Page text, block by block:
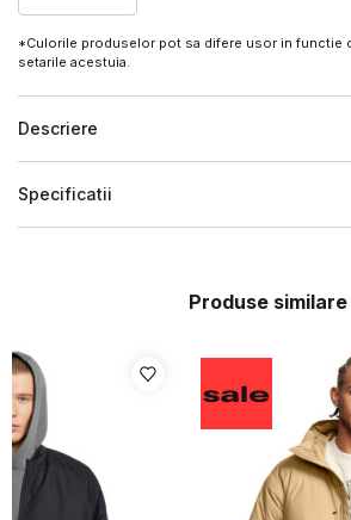
*Culorile produselor pot sa difere usor in functie
setarile acestuia.
Descriere
Specificatii
Produse similare